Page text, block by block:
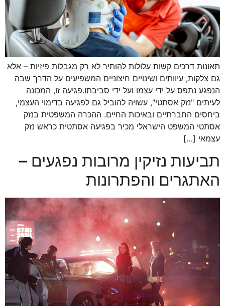
תאונות דרכים קשות עלולות להותיר לא רק מגבלות פיזיות – אלא
גם צלקות, עיוותים ושינויים חיצוניים המשפיעים על הדרך שבה
הנפגע נתפס על ידי עצמו ועל ידי סביבתו.פגיעה זו, המכונה
לעיתים "נזק אסתטי", עשויה להוביל גם לפגיעה בדימוי העצמי,
ביחסים החברתיים ובאיכות החיים. ההכרה המשפטית בנזק
אסתטי המשפט הישראלי מכיר בפגיעה אסתטית כראש נזק
עצמאי […]
תביעות נזיקין מרובות נפגעים –
האתגרים והפתרונות